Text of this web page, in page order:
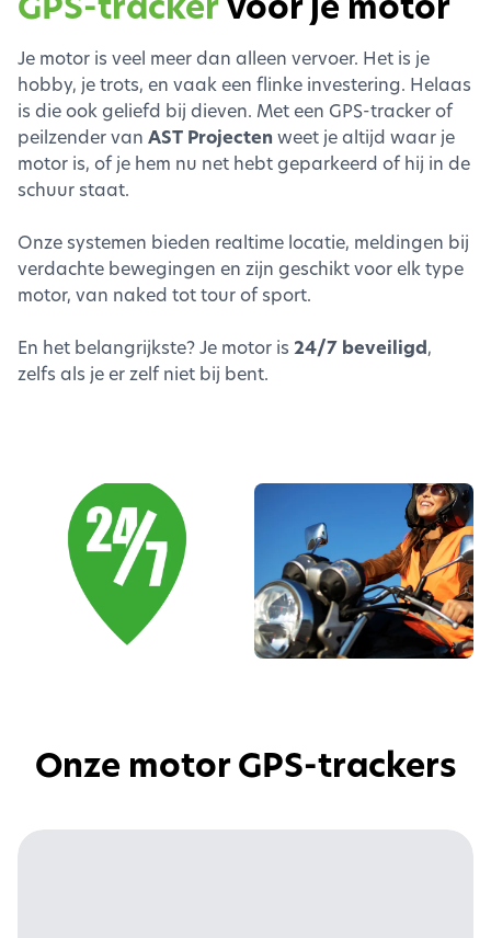
Je motor is veel meer dan alleen vervoer. Het is je
hobby, je trots, en vaak een flinke investering. Helaas
is die ook geliefd bij dieven. Met een GPS-tracker of
peilzender van AST Projecten weet je altijd waar je
motor is, of je hem nu net hebt geparkeerd of hij in de
schuur staat.
Onze systemen bieden realtime locatie, meldingen bij
verdachte bewegingen en zijn geschikt voor elk type
motor, van naked tot tour of sport.
En het belangrijkste? Je motor is 24/7 beveiligd,
zelfs als je er zelf niet bij bent.
Onze motor GPS-trackers